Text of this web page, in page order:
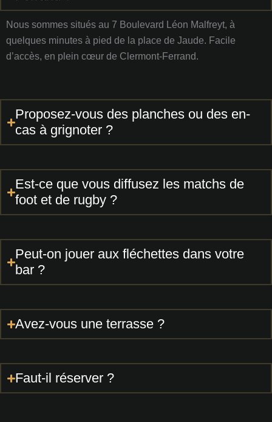
Nous sommes situés au 7 Boulevard Léon Malfreyt, à
quelques minutes à pied de la place de Jaude. Facile
d’accès, en plein cœur de Clermont-Ferrand.
Proposez-vous des planches ou des en-
cas à grignoter ?
Est-ce que vous diffusez les matchs de
foot et de rugby ?
Peut-on jouer aux fléchettes dans votre
bar ?
Avez-vous une terrasse ?
Faut-il réserver ?